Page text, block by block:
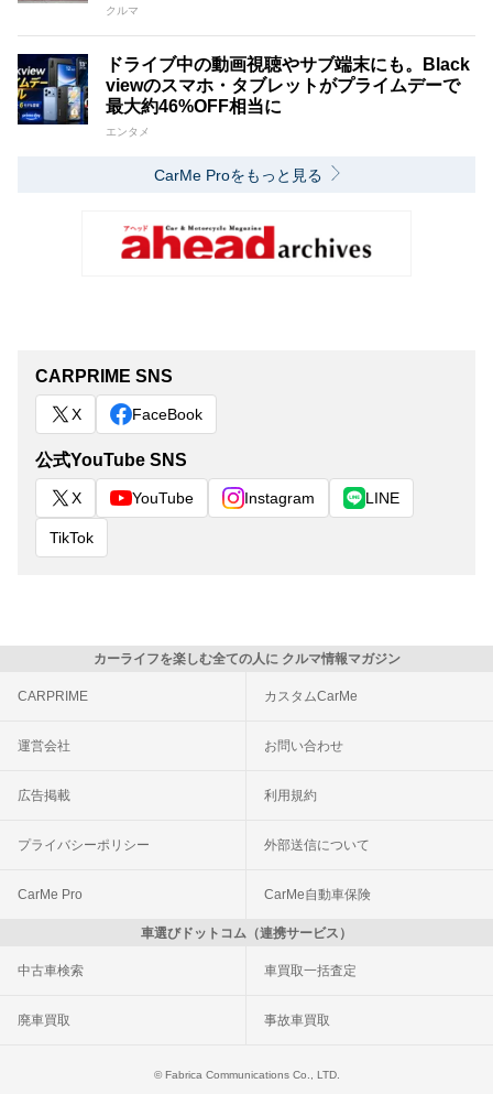
クルマ
ドライブ中の動画視聴やサブ端末にも。Black
viewのスマホ・タブレットがプライムデーで
最大約46%OFF相当に
エンタメ
CarMe Proをもっと見る
CARPRIME SNS
X FaceBook
公式YouTube SNS
X YouTube Instagram LINE
TikTok
カーライフを楽しむ全ての人に クルマ情報マガジン
CARPRIME カスタムCarMe
運営会社 お問い合わせ
広告掲載 利用規約
プライバシーポリシー 外部送信について
CarMe Pro CarMe自動車保険
車選びドットコム（連携サービス）
中古車検索 車買取一括査定
廃車買取 事故車買取
© Fabrica Communications Co., LTD.